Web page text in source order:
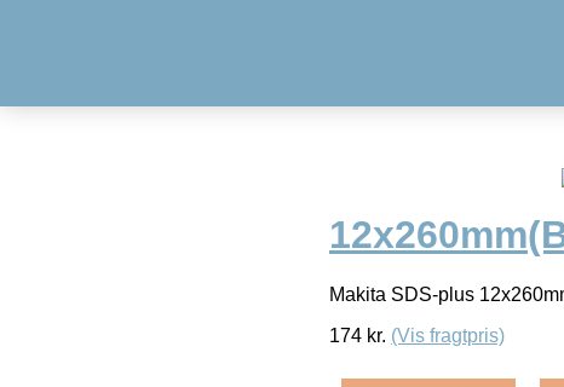
Makita SDS-plus
174 kr. (Vis fragtpris)